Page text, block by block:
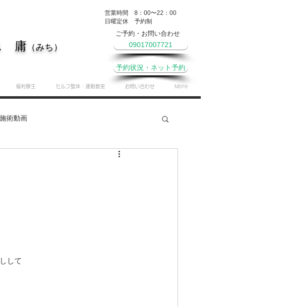
営業時間 8：00〜22：00
​日曜定休 予約制
庸 （みち）
ご予約・お問い合わせ
09017007721
予約状況・ネット予約
福利厚生 セルフ整体・運動教室 お問い合わせ More
施術動画
月間予定表
して